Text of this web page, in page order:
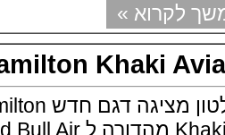
»
Hamilton Khaki
חברת השעונים המילטון מציגה דגם חדש Hamilton
Khaki Aviation Air Race מהדורה ל Red Bull Air